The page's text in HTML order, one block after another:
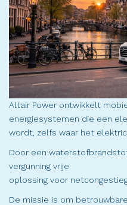
Altair Power ontwikkelt
energiesystemen die een
wordt, zelfs waar het
Door een
vergunning vrije
oplossing voor
De missie is om